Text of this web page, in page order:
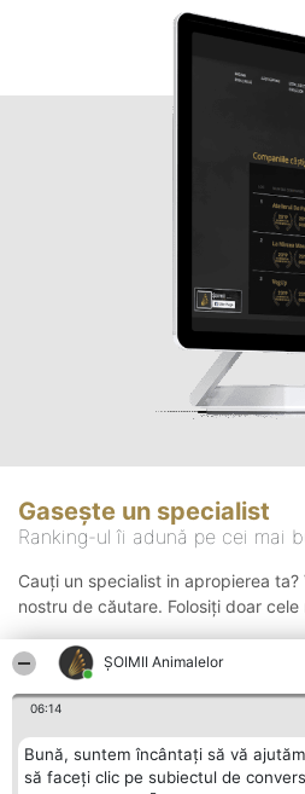
ŞOIMII Animalelor
06:14
Bună, suntem încântați să vă
să faceți clic pe subiectul de
Gasește un specialist
Ranking-ul îi adună pe cei mai
Cauți un specialist in apropierea
nostru de căutare. Folosiți doar cele